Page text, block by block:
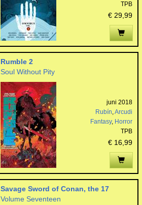
TPB
€ 29,99
Rumble 2
Soul Without Pity
juni 2018
Rubín,Arcudi
Fantasy, Horror
TPB
€ 16,99
Savage Sword of Conan, the 17
Volume Seventeen